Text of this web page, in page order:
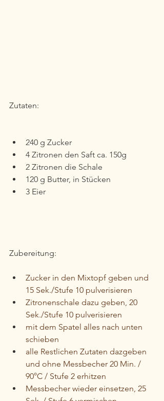
Zutaten:
240 g Zucker
4 Zitronen den Saft ca. 150g
2 Zitronen die Schale
120 g Butter, in Stücken
3 Eier
Zubereitung:
Zucker in den Mixtopf geben und
15 Sek./Stufe 10 pulverisieren
Zitronenschale dazu geben, 20
Sek./Stufe 10 pulverisieren
mit dem Spatel alles nach unten
schieben
alle Restlichen Zutaten dazgeben
und ohne Messbecher 20 Min. /
90°C / Stufe 2 erhitzen
Messbecher wieder einsetzen, 25